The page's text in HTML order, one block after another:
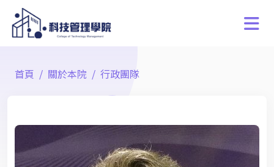
首頁 關於本院 行政團隊